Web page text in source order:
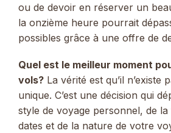
ou de devoir en réserver un
la onzième heure pourrait
possibles grâce à une offre de
Quel est le meilleur moment
vols? La vérité est qu’il n’existe
unique. C’est une décision qui
style de voyage personnel, de la
dates et de la nature de votre